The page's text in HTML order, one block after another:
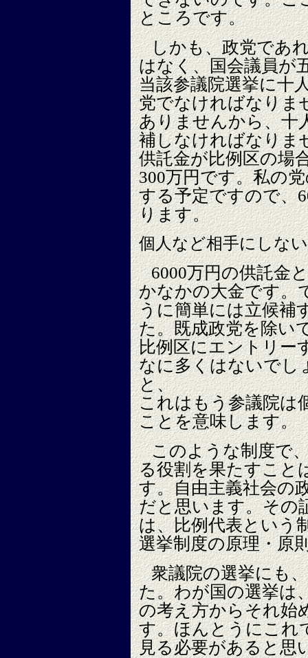
ところです。
しかも、政党であ
はなく、国会議員が
当該参議院選挙に十
党でなければなりま
ありませんから、十
補しなければなりま
供託金が比例区の場
300万円です。私の
する予定ですので、
ります。
個人など相手にしない
6000万円の供託金
かなかの大金です。
うに簡単には立候補
た。既成政党を除い
比例区にエントリー
なに多くはないでし
と、
これはもう参議院は
ことを意味します。
このような制度で
る役割を果たすこと
す。自由主義社会の
だと思います。その
は、比例代表という
選挙制度の原理・原
衆議院の選挙にも
た。わが国の選挙は
の考え方からそれ始
す。ほんとうにこれ
見る必要があると思